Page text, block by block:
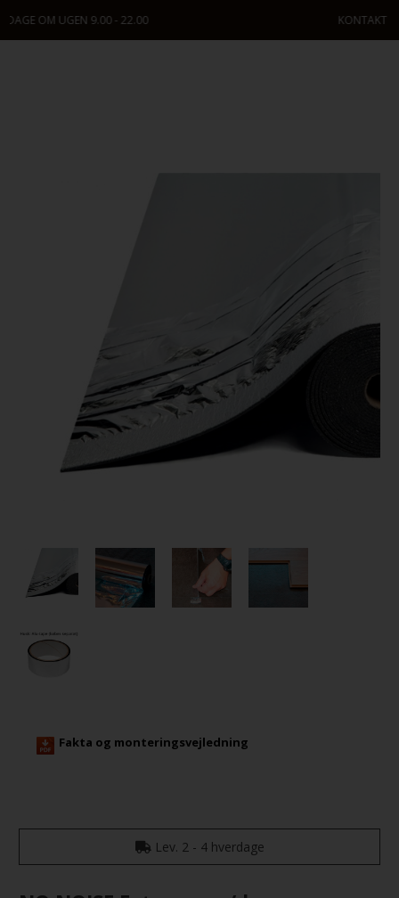
KONTAKT OS: +45 9630 2096
Fakta og monteringsvejledning
Lev. 2 - 4 hverdage